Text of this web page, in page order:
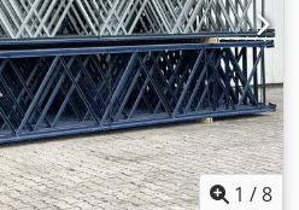
makalenin nakliyesi, ayrıca talep
ilişkilidir teslimat yerine veya
1 /8